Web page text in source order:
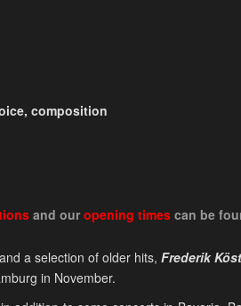
composition
and our opening timescan be
and a selection of older hits,Frederik
in November.